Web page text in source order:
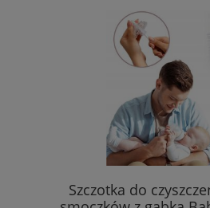
Szczotka do